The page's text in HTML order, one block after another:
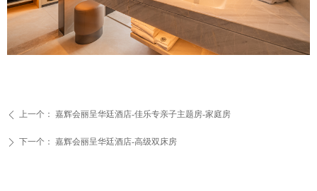
ꄴ 上一个： 嘉辉会丽呈华廷酒店-佳乐专亲子主题房-家庭房
ꄲ 下一个： 嘉辉会丽呈华廷酒店-高级双床房